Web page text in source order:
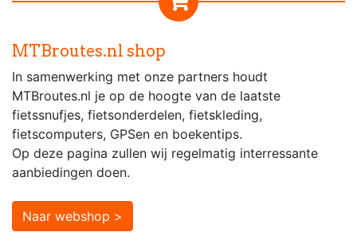
MTBroutes.nl shop
In samenwerking met onze partners houdt
MTBroutes.nl je op de hoogte van de laatste
fietssnufjes, fietsonderdelen, fietskleding,
fietscomputers, GPSen en boekentips.
Op deze pagina zullen wij regelmatig interressante
aanbiedingen doen.
Naar webshop >